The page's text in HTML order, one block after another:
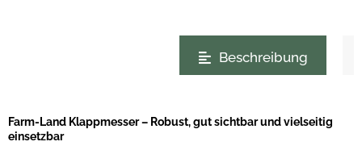
Beschreibung
Farm-Land Klappmesser – Robust, gut sichtbar und vielseitig
einsetzbar